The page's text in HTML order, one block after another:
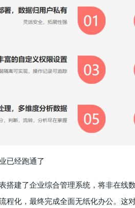
已经跑通了
建了企业综合管理系统，将非在线
程化，最终完成全面无纸化办公。这